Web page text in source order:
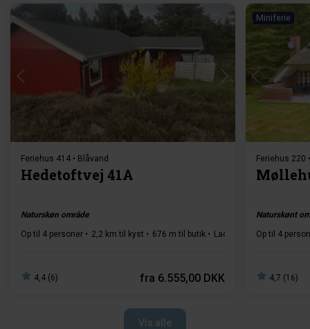
Indlæser...
Feriehus 414 • Blåvand
Hedetoftvej 41A
Naturskøn område
Op til 4 personer
2,2 km til kyst 676 m til butik Ladestander type 2 2
4,4 (6) fra 6.555,00 DKK
Miniferie
Feriehus 220
Naturskønt
Op til 4
4,7 (16)
Vis alle